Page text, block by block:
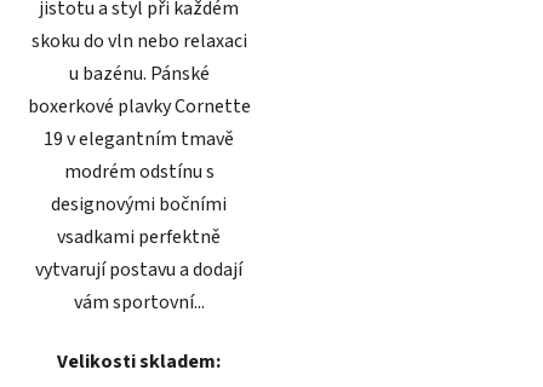
jistotu a styl při každém
skoku do vln nebo relaxaci
u bazénu. Pánské
boxerkové plavky Cornette
19 v elegantním tmavě
modrém odstínu s
designovými bočními
vsadkami perfektně
vytvarují postavu a dodají
vám sportovní...
Velikosti skladem: